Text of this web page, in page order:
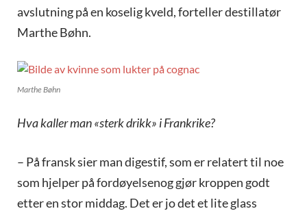
avslutning på en koselig kveld, forteller destillatør
Marthe Bøhn.
Marthe Bøhn
Hva kaller man «sterk drikk» i Frankrike?
– På fransk sier man digestif, som er relatert til noe
som hjelper på fordøyelsenog gjør kroppen godt
etter en stor middag. Det er jo det et lite glass